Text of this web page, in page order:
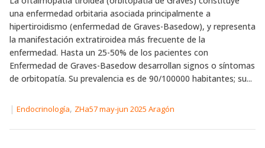
una enfermedad orbitaria asociada principalmente a
hipertiroidismo (enfermedad de Graves-Basedow), y representa
la manifestación extratiroidea más frecuente de la
enfermedad. Hasta un 25-50% de los pacientes con
Enfermedad de Graves-Basedow desarrollan signos o síntomas
de orbitopatía. Su prevalencia es de 90/100000 habitantes; su...
| Endocrinología, ZHa57 may-jun 2025 Aragón